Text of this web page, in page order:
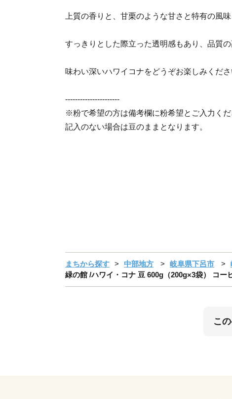
上質の香りと、甘栗のような甘さと特有の風味
すっきりとした際立った透明感もあり、品質の
味わい深いハワイコナをどうぞお楽しみくださ
----------------------
※粉で希望の方は備考欄に粉希望とご入力くだ
記入のない場合は豆のままとなります。
まちから探す 中部地方 岐阜県下呂市
緑の館 /ハワイ・コナ 豆 600g（200g×3袋） コ
こ